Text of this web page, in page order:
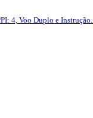
4, Voo Duplo e Instrução.